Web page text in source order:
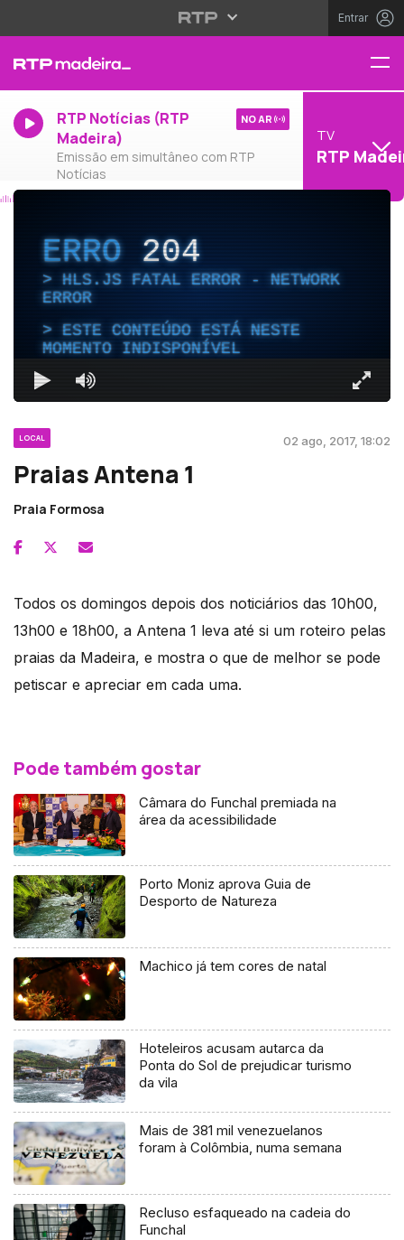
Entrar
RTP Notícias (RTP
Madeira)
Emissão em simultâneo com RTP
Notícias
NO AR
TV
RTP
ERRO204
HLS.JS FATAL ERROR - NETWORK
ERROR
ESTE CONTEÚDO ESTÁ NESTE
MOMENTO INDISPONÍVEL
LOCAL 02 ago, 2017, 18:02
Praias Antena 1
Praia Formosa
Todos os domingos depois dos noticiários das 10h00,
13h00 e 18h00, a Antena 1 leva até si um roteiro pelas
praias da Madeira, e mostra o que de melhor se pode
petiscar e apreciar em cada uma.
Pode também gostar
Câmara do Funchal premiada na
área da acessibilidade
Porto Moniz aprova Guia de
Desporto de Natureza
Machico já tem cores de natal
Hoteleiros acusam autarca da
Ponta do Sol de prejudicar turismo
da vila
Mais de 381 mil venezuelanos
foram à Colômbia, numa semana
Recluso esfaqueado na cadeia do
Funchal